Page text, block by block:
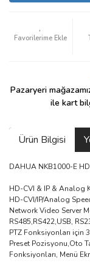
Pazaryeri
ile kart
Ürün Bilgisi
DAHUA NKB1000-E
HD-CVI & IP & Analog
HD-CVI/IP/Analog
Network Video Server
RS485,RS422,USB,
PTZ Fonksiyonları için
Preset Pozisyonu,Oto
Fonksiyonları, Menü